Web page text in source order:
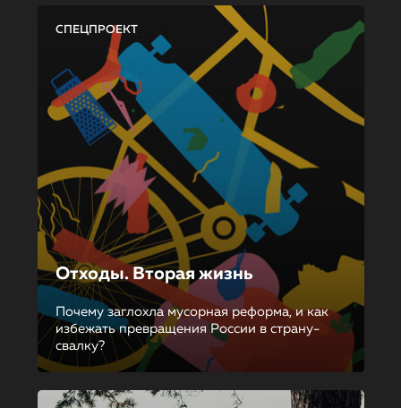
СПЕЦПРОЕКТ
Отходы. Вторая жизнь
Почему заглохла мусорная реформа, и как
избежать превращения России в страну-
свалку?